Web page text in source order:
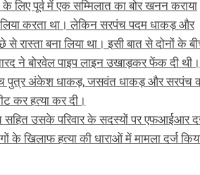
लिए पूर्व में एक सम्मिलात का बोर खनन कराया
लिया करता था। लेकिन सरपंच पदम धाकड़ और
रास्ता बना लिया था। इसी बात से दोनों के
ने बोरवेल पाइप लाइन उखाड़कर फेंक दी थी।
पुत्र अंकेश धाकड़, जसवंत धाकड़ और सरपंच
कर हत्या कर दी।
सहित उसके परिवार के सदस्यों पर एफआईआर
खिलाफ हत्या की धाराओं में मामला दर्ज